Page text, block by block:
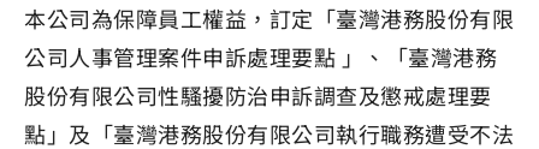
本公司為保障員工權益，訂定「臺灣港務股份有限
公司人事管理案件申訴處理要點 」、「臺灣港務
股份有限公司性騷擾防治申訴調查及懲戒處理要
點」及「臺灣港務股份有限公司執行職務遭受不法